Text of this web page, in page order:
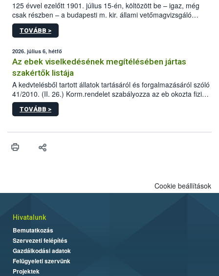
125 évvel ezelőtt 1901. július 15-én, költözött be – igaz, még
csak részben – a budapesti m. kir. állami vetőmagvizsgáló
állomás a Kis Rókus utca 15. szám alatti, Czigler Győző által
tervezett új épületébe.
TOVÁBB >
2026. július 6, hétfő
Az ebek viselkedésének megítélésében jártas
szakértők listája
A kedvtelésből tartott állatok tartásáról és forgalmazásáról szóló
41/2010. (II. 26.) Korm.rendelet szabályozza az eb okozta fizikai
sérülés, illetve ennek veszélye keletkezésekor felmerülő
hatósági feladatokat, valamint a veszélyes eb tartását és annak
vonni az ebek viselkedésének megítélésében jártas szakértőt.
TOVÁBB >
Cookie beállítások
Hivatalunk
Bemutatkozás
Szervezeti felépítés
Gazdálkodási adatok
Felügyeleti szervünk
Projektek